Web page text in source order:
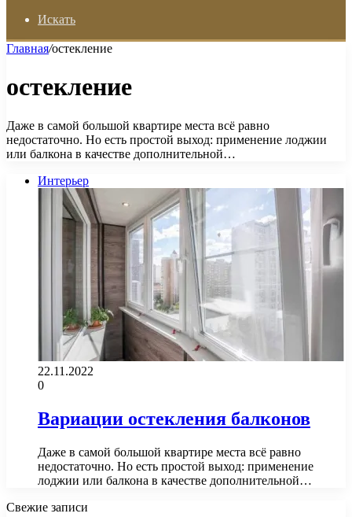
Искать
Главная/остекление
остекление
Даже в самой большой квартире места всё равно
недостаточно. Но есть простой выход: применение лоджии
или балкона в качестве дополнительной…
Интерьер
22.11.2022
0
Вариации остекления балконов
Даже в самой большой квартире места всё равно
недостаточно. Но есть простой выход: применение
лоджии или балкона в качестве дополнительной…
Свежие записи